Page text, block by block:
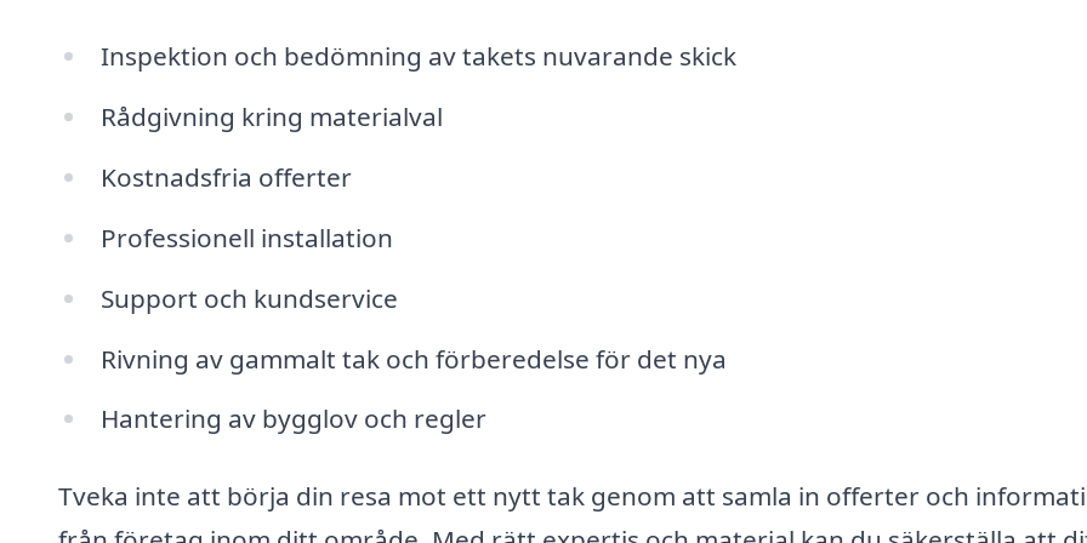
Inspektion och bedömning av takets nuvarande skick
Rådgivning kring materialval
Kostnadsfria offerter
Professionell installation
Support och kundservice
Rivning av gammalt tak och förberedelse för det nya
Hantering av bygglov och regler
Tveka inte att börja din resa mot ett nytt tak genom att samla in offerter och